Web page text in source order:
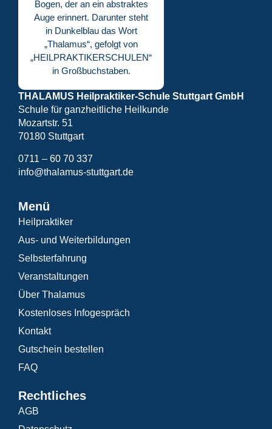
THALAMUS Heilpraktiker-Schule Stuttgart GmbH
Schule für ganzheitliche Heilkunde
Mozartstr. 51
70180 Stuttgart
0711 – 60 70 337
info@thalamus-stuttgart.de
Menü
Heilpraktiker
Aus- und Weiterbildungen
Selbsterfahrung
Veranstaltungen
Über Thalamus
Kostenloses Infogespräch
Kontakt
Gutschein bestellen
FAQ
Rechtliches
AGB